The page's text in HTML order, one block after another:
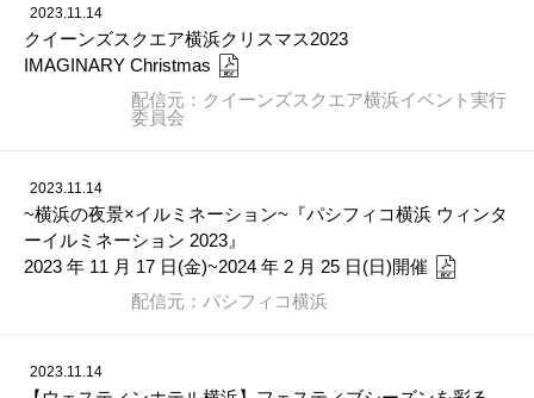
2023.11.14
クイーンズスクエア横浜クリスマス2023
IMAGINARY Christmas
配信元：クイーンズスクエア横浜イベント実行
委員会
2023.11.14
~横浜の夜景×イルミネーション~『パシフィコ横浜 ウィンタ
ーイルミネーション 2023』
2023 年 11 月 17 日(金)~2024 年 2 月 25 日(日)開催
配信元：パシフィコ横浜
2023.11.14